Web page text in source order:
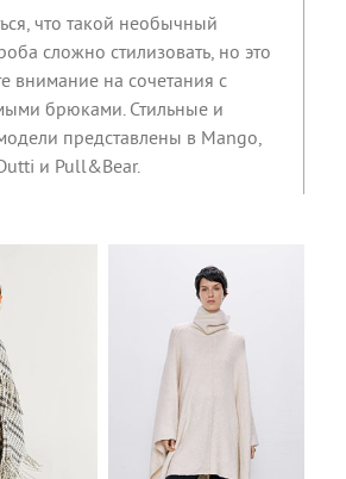
что такой необычный
сложно стилизовать, но это
внимание на сочетания с
брюками. Стильные и
представлены в Mango,
и Pull&Bear.